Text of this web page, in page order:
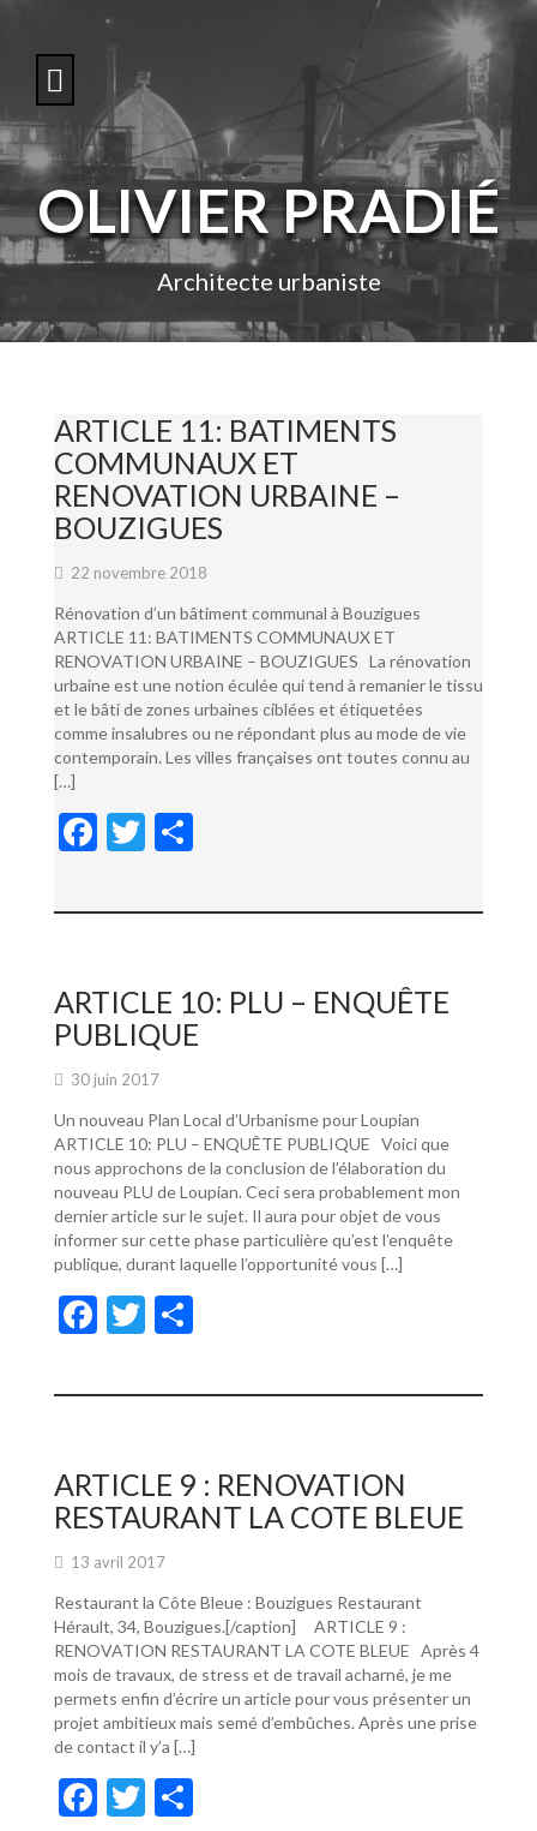
o
c
n
e
OLIVIER PRADIÉ
Architecte urbaniste
ARTICLE 11: BATIMENTS
COMMUNAUX ET
RENOVATION URBAINE –
BOUZIGUES
22 novembre 2018
Rénovation d’un bâtiment communal à Bouzigues
ARTICLE 11: BATIMENTS COMMUNAUX ET
RENOVATION URBAINE – BOUZIGUES La rénovation
urbaine est une notion éculée qui tend à remanier le tissu
et le bâti de zones urbaines ciblées et étiquetées
comme insalubres ou ne répondant plus au mode de vie
contemporain. Les villes françaises ont toutes connu au
[…]
F
e
o
o
k
T
itt ta
er
ARTICLE 10: PLU – ENQUÊTE
PUBLIQUE
30 juin 2017
Un nouveau Plan Local d’Urbanisme pour Loupian
ARTICLE 10: PLU – ENQUÊTE PUBLIQUE Voici que
nous approchons de la conclusion de l’élaboration du
nouveau PLU de Loupian. Ceci sera probablement mon
dernier article sur le sujet. Il aura pour objet de vous
informer sur cette phase particulière qu’est l’enquête
publique, durant laquelle l’opportunité vous […]
F
e
o
o
k
T
itt ta
er
ARTICLE 9 : RENOVATION
RESTAURANT LA COTE BLEUE
13 avril 2017
Restaurant la Côte Bleue : Bouzigues Restaurant
Hérault, 34, Bouzigues.[/caption] ARTICLE 9 :
RENOVATION RESTAURANT LA COTE BLEUE Après 4
mois de travaux, de stress et de travail acharné, je me
permets enfin d’écrire un article pour vous présenter un
projet ambitieux mais semé d’embûches. Après une prise
de contact il y’a […]
F
T